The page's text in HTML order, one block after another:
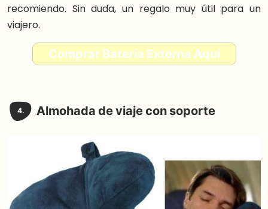
recomiendo. Sin duda, un regalo muy útil para un
viajero.
Comprar Batería Externa Aquí
4. Almohada de viaje con soporte